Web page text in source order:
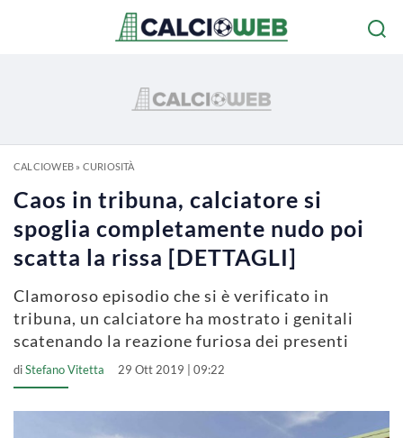
CALCIOWEB» CURIOSITÀ
Caos in tribuna, calciatore si
spoglia completamente nudo poi
scatta la rissa [DETTAGLI]
Clamoroso episodio che si è verificato in
tribuna, un calciatore ha mostrato i genitali
scatenando la reazione furiosa dei presenti
diStefano Vitetta 29 Ott 2019 | 09:22